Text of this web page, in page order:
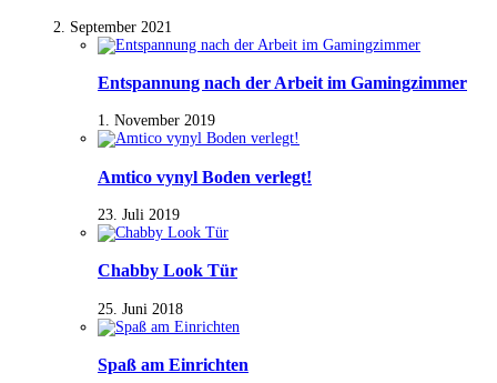
2. September 2021
Entspannung nach der Arbeit im Gamingzimmer
1. November 2019
Amtico vynyl Boden verlegt!
23. Juli 2019
Chabby Look Tür
25. Juni 2018
Spaß am Einrichten